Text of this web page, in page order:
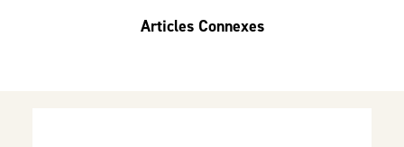
Articles Connexes